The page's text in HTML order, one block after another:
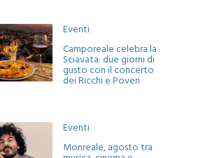
Eventi
Camporeale celebra la
Sciavata: due giorni di
gusto con il concerto
dei Ricchi e Poveri
Eventi
Monreale, agosto tra
musica, cinema e